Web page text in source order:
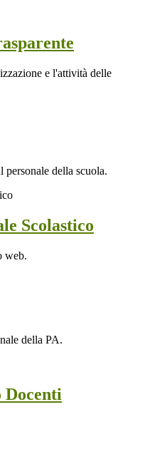
e l'attività delle
della scuola.
Scolastico
web.
della PA.
Docenti